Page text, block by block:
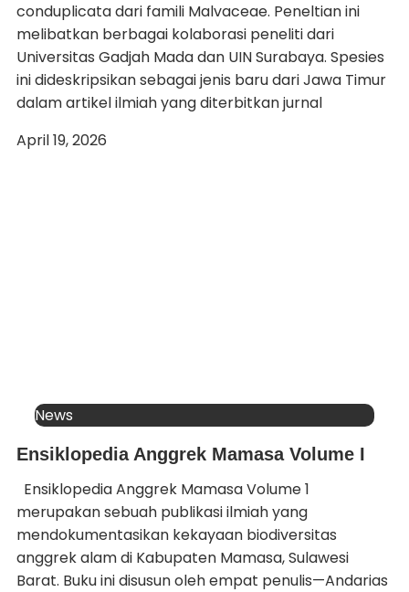
conduplicata dari famili Malvaceae. Peneltian ini
melibatkan berbagai kolaborasi peneliti dari
Universitas Gadjah Mada dan UIN Surabaya. Spesies
ini dideskripsikan sebagai jenis baru dari Jawa Timur
dalam artikel ilmiah yang diterbitkan jurnal
April 19, 2026
News
Ensiklopedia Anggrek Mamasa Volume I
Ensiklopedia Anggrek Mamasa Volume 1
merupakan sebuah publikasi ilmiah yang
mendokumentasikan kekayaan biodiversitas
anggrek alam di Kabupaten Mamasa, Sulawesi
Barat. Buku ini disusun oleh empat penulis—Andarias